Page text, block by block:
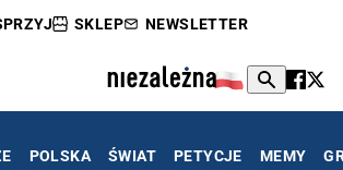
SKLEP NEWSLETTER
POLSKA ŚWIAT PETYCJE MEMY